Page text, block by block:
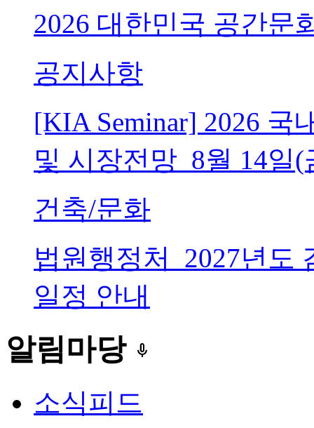
2026 대한민국 공간문
공지사항
[KIA Seminar] 2026 국
및 시장전망_8월 14일(
건축/문화
법원행정처_2027년도
일정 안내
알림마당 keyboard_voice
소식피드